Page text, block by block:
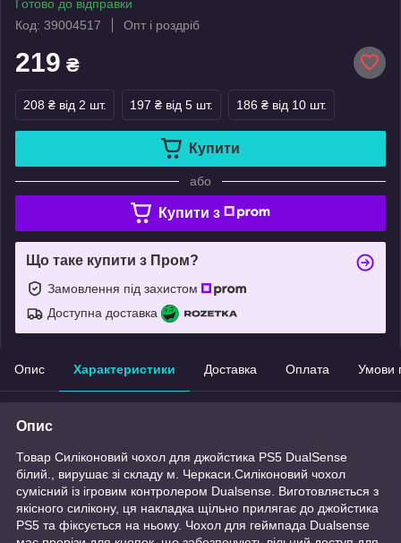
Готово до відправки
Код: 39004517
Опт і роздріб
219 ₴
208 ₴ від 2 шт. 197 ₴ від 5 шт. 186 ₴ від 10 шт.
Купити
або
Купити з
Що таке купити з Пром?
Замовлення під захистом
Доступна доставка
Опис Характеристики Доставка Оплата Умови
Опис
Товар Силіконовий чохол для джойстика PS5 DualSense
білий., вирушає зі складу м. Черкаси.Силіконовий чохол
сумісний із ігровим контролером Dualsense. Виготовляється з
якісного силікону, ця накладка щільно прилягає до джойстика
PS5 та фіксується на ньому. Чохол для геймпада Dualsense